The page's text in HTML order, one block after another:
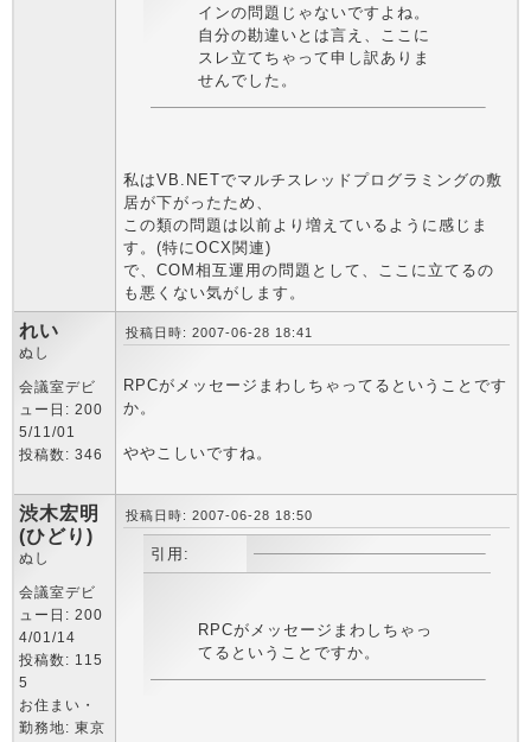
インの問題じゃないですよね。
自分の勘違いとは言え、ここに
スレ立てちゃって申し訳ありま
せんでした。
私はVB.NETでマルチスレッドプログラミングの敷
居が下がったため、
この類の問題は以前より増えているように感じま
す。(特にOCX関連)
で、COM相互運用の問題として、ここに立てるの
も悪くない気がします。
れい
ぬし
会議室デビ
ュー日: 200
5/11/01
投稿数: 346
投稿日時: 2007-06-28 18:41
RPCがメッセージまわしちゃってるということです
か。
ややこしいですね。
渋木宏明
(ひどり)
ぬし
会議室デビ
ュー日: 200
4/01/14
投稿数: 115
5
お住まい・
勤務地: 東京
投稿日時: 2007-06-28 18:50
引用:
RPCがメッセージまわしちゃっ
てるということですか。